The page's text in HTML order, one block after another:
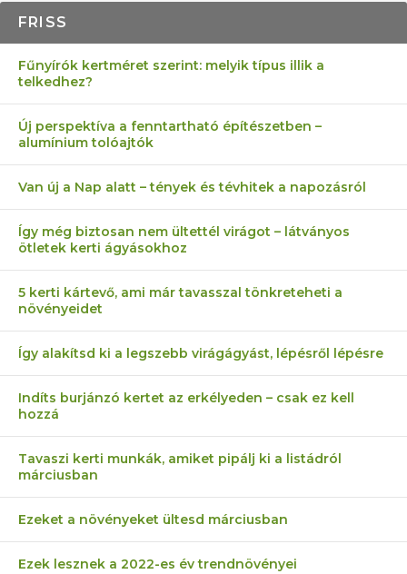
FRISS
Fűnyírók kertméret szerint: melyik típus illik a
telkedhez?
Új perspektíva a fenntartható építészetben –
alumínium tolóajtók
Van új a Nap alatt – tények és tévhitek a napozásról
Így még biztosan nem ültettél virágot – látványos
ötletek kerti ágyásokhoz
5 kerti kártevő, ami már tavasszal tönkreteheti a
növényeidet
Így alakítsd ki a legszebb virágágyást, lépésről lépésre
Indíts burjánzó kertet az erkélyeden – csak ez kell
hozzá
Tavaszi kerti munkák, amiket pipálj ki a listádról
márciusban
Ezeket a növényeket ültesd márciusban
Ezek lesznek a 2022-es év trendnövényei